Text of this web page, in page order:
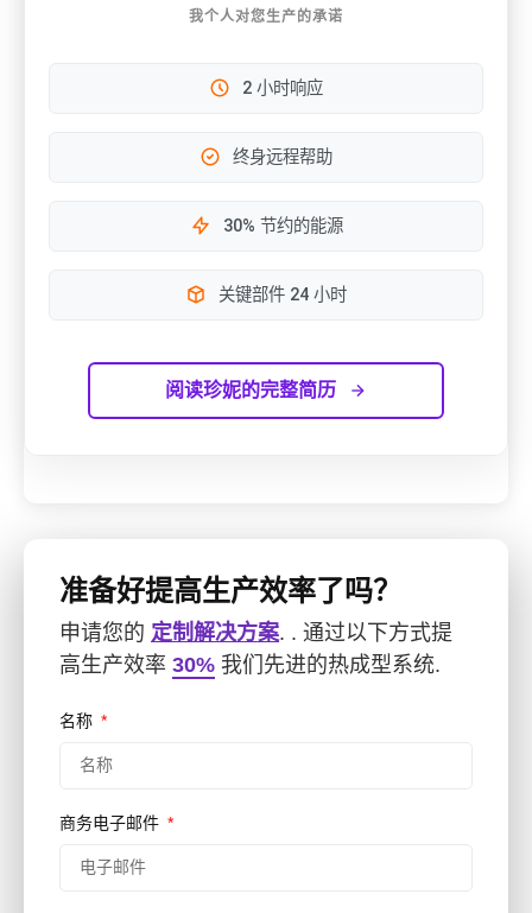
我个人对您生产的承诺
2 小时响应
终身远程帮助
30% 节约的能源
关键部件 24 小时
阅读珍妮的完整简历
准备好提高生产效率了吗？
申请您的 定制解决方案. . 通过以下方式提
高生产效率 30% 我们先进的热成型系统.
名称
商务电子邮件